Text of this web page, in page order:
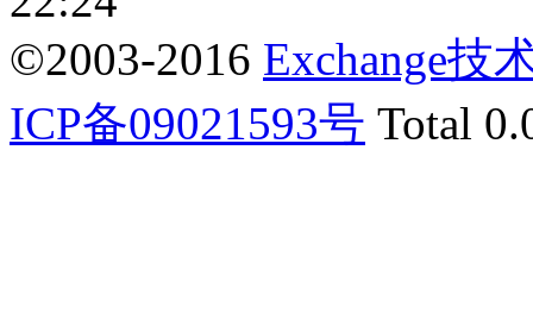
©2003-2016 Exchange技
ICP备09021593号 Total